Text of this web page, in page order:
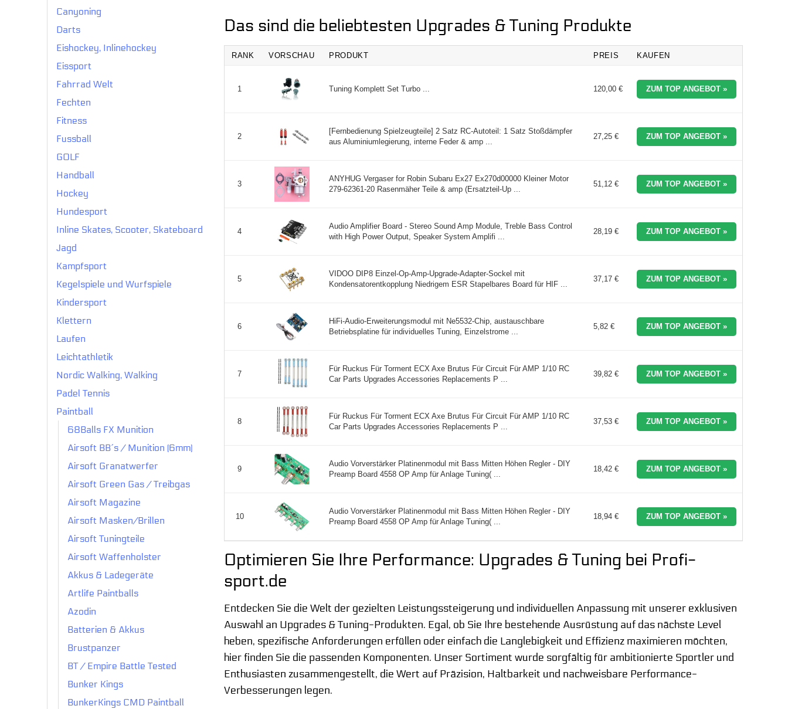
Canyoning
Darts
Eishockey, Inlinehockey
Eissport
Fahrrad Welt
Fechten
Fitness
Fussball
GOLF
Handball
Hockey
Hundesport
Inline Skates, Scooter, Skateboard
Jagd
Kampfsport
Kegelspiele und Wurfspiele
Kindersport
Klettern
Laufen
Leichtathletik
Nordic Walking, Walking
Padel Tennis
Paintball
68Balls FX Munition
Airsoft BB´s / Munition (6mm)
Airsoft Granatwerfer
Airsoft Green Gas / Treibgas
Airsoft Magazine
Airsoft Masken/Brillen
Airsoft Tuningteile
Airsoft Waffenholster
Akkus & Ladegeräte
Artlife Paintballs
Azodin
Batterien & Akkus
Brustpanzer
BT / Empire Battle Tested
Bunker Kings
BunkerKings CMD Paintball
Das sind die beliebtesten Upgrades & Tuning Produkte
RANK VORSCHAU PRODUKT PREIS KAUFEN
1 Tuning Komplett Set Turbo ... 120,00 € ZUM TOP ANGEBOT »
2
[Fernbedienung Spielzeugteile] 2 Satz RC-Autoteil: 1 Satz Stoßdämpfer
aus Aluminiumlegierung, interne Feder & amp ...
27,25 € ZUM TOP ANGEBOT »
3
ANYHUG Vergaser for Robin Subaru Ex27 Ex270d00000 Kleiner Motor
279-62361-20 Rasenmäher Teile & amp (Ersatzteil-Up ...
51,12 € ZUM TOP ANGEBOT »
4
Audio Amplifier Board - Stereo Sound Amp Module, Treble Bass Control
with High Power Output, Speaker System Amplifi ...
28,19 € ZUM TOP ANGEBOT »
5
VIDOO DIP8 Einzel-Op-Amp-Upgrade-Adapter-Sockel mit
Kondensatorentkopplung Niedrigem ESR Stapelbares Board für HIF ...
37,17 € ZUM TOP ANGEBOT »
6
HiFi-Audio-Erweiterungsmodul mit Ne5532-Chip, austauschbare
Betriebsplatine für individuelles Tuning, Einzelstrome ...
5,82 € ZUM TOP ANGEBOT »
7
Für Ruckus Für Torment ECX Axe Brutus Für Circuit Für AMP 1/10 RC
Car Parts Upgrades Accessories Replacements P ...
39,82 € ZUM TOP ANGEBOT »
8
Für Ruckus Für Torment ECX Axe Brutus Für Circuit Für AMP 1/10 RC
Car Parts Upgrades Accessories Replacements P ...
37,53 € ZUM TOP ANGEBOT »
9
Audio Vorverstärker Platinenmodul mit Bass Mitten Höhen Regler - DIY
Preamp Board 4558 OP Amp für Anlage Tuning( ...
18,42 € ZUM TOP ANGEBOT »
10
Audio Vorverstärker Platinenmodul mit Bass Mitten Höhen Regler - DIY
Preamp Board 4558 OP Amp für Anlage Tuning( ...
18,94 € ZUM TOP ANGEBOT »
Optimieren Sie Ihre Performance: Upgrades & Tuning bei Profi-
sport.de
Entdecken Sie die Welt der gezielten Leistungssteigerung und individuellen Anpassung mit unserer exklusiven
Auswahl an Upgrades & Tuning-Produkten. Egal, ob Sie Ihre bestehende Ausrüstung auf das nächste Level
heben, spezifische Anforderungen erfüllen oder einfach die Langlebigkeit und Effizienz maximieren möchten,
hier finden Sie die passenden Komponenten. Unser Sortiment wurde sorgfältig für ambitionierte Sportler und
Enthusiasten zusammengestellt, die Wert auf Präzision, Haltbarkeit und nachweisbare Performance-
Verbesserungen legen.